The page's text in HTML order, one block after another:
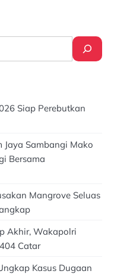
Siap Perebutkan
Jaya Sambangi Mako
Bersama
Mangrove Seluas
Akhir, Wakapolri
Catar
Kasus Dugaan